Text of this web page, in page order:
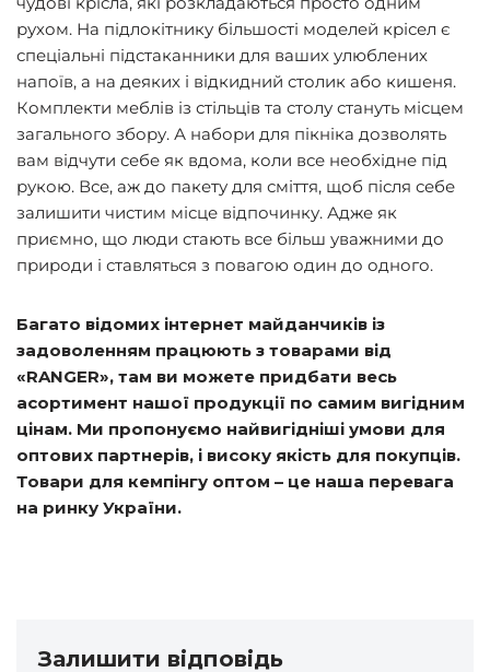
рухом. На підлокітнику більшості моделей крісел є
спеціальні підстаканники для ваших улюблених
напоїв, а на деяких і відкидний столик або кишеня.
Комплекти меблів із стільців та столу стануть місцем
загального збору. А набори для пікніка дозволять
вам відчути себе як вдома, коли все необхідне під
рукою. Все, аж до пакету для сміття, щоб після себе
залишити чистим місце відпочинку. Адже як
приємно, що люди стають все більш уважними до
природи і ставляться з повагою один до одного.
Багато відомих інтернет майданчиків із
задоволенням працюють з товарами від
«RANGER», там ви можете придбати весь
асортимент нашої продукції по самим вигідним
цінам. Ми пропонуємо найвигідніші умови для
оптових партнерів, і високу якість для покупців.
Товари для кемпінгу оптом – це наша перевага
на ринку України.
Залишити відповідь